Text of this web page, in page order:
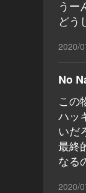
うー
どう
2020/
No
この
ハッ
いだ
最終
なる
2020/